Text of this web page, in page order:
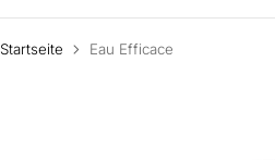
Startseite Eau Efficace